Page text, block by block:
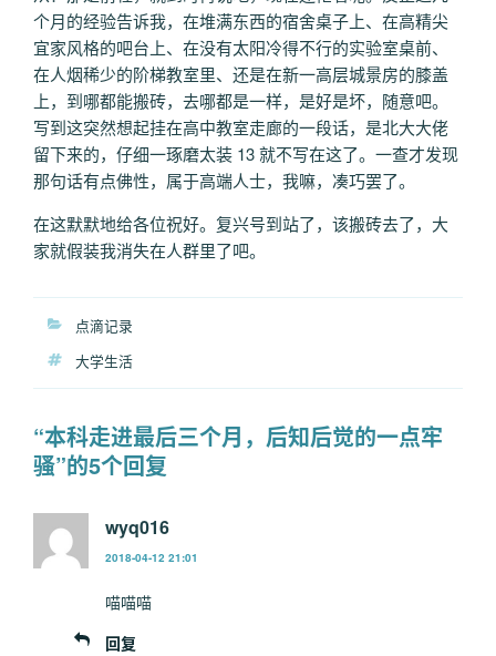
个月的经验告诉我，在堆满东西的宿舍桌子上、在高精尖
宜家风格的吧台上、在没有太阳冷得不行的实验室桌前、
在人烟稀少的阶梯教室里、还是在新一高层城景房的膝盖
上，到哪都能搬砖，去哪都是一样，是好是坏，随意吧。
写到这突然想起挂在高中教室走廊的一段话，是北大大佬
留下来的，仔细一琢磨太装 13 就不写在这了。一查才发现
那句话有点佛性，属于高端人士，我嘛，凑巧罢了。
在这默默地给各位祝好。复兴号到站了，该搬砖去了，大
家就假装我消失在人群里了吧。
分
点滴记录
标
大学生活
“本科走进最后三个月，后知后觉的一点牢
骚”的5个回复
wyq016
2018-04-12 21:01
喵喵喵
回复